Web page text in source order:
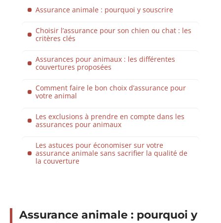
Assurance animale : pourquoi y souscrire
Choisir l’assurance pour son chien ou chat : les
critères clés
Assurances pour animaux : les différentes
couvertures proposées
Comment faire le bon choix d’assurance pour
votre animal
Les exclusions à prendre en compte dans les
assurances pour animaux
Les astuces pour économiser sur votre
assurance animale sans sacrifier la qualité de
la couverture
Assurance animale : pourquoi y